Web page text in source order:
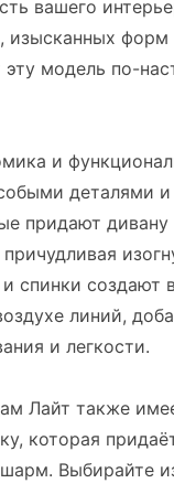
вашего
изысканных форм
эту модель по-
и
деталями
придают
спинки создают
линий,
и легкости.
Лайт также
которая
Выбирайте